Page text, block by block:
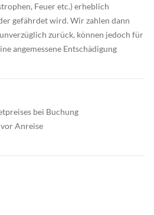
Feuer etc.) erheblich
gefährdet wird. Wir zahlen dann
zurück, können jedoch für
angemessene Entschädigung
bei Buchung
Anreise